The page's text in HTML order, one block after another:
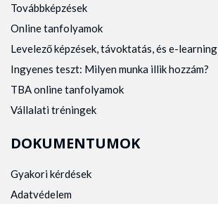
Továbbképzések
Online tanfolyamok
Levelező képzések, távoktatás, és e-learning
Ingyenes teszt: Milyen munka illik hozzám?
TBA online tanfolyamok
Vállalati tréningek
DOKUMENTUMOK
Gyakori kérdések
Adatvédelem